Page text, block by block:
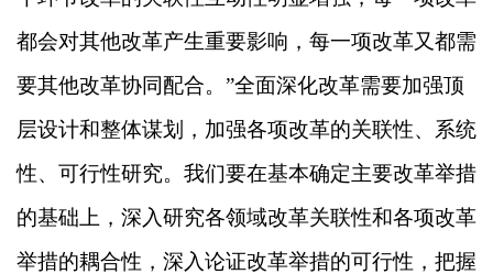
都会对其他改革产生重要影响，每一项改革又都需
要其他改革协同配合。”全面深化改革需要加强顶
层设计和整体谋划，加强各项改革的关联性、系统
性、可行性研究。我们要在基本确定主要改革举措
的基础上，深入研究各领域改革关联性和各项改革
举措的耦合性，深入论证改革举措的可行性，把握